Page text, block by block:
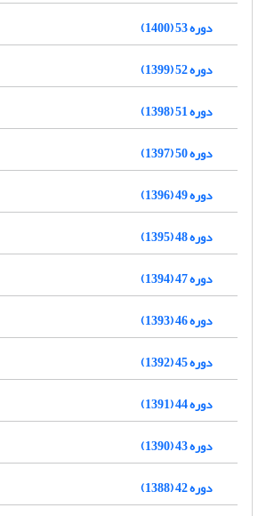
دوره 53 (1400)
دوره 52 (1399)
دوره 51 (1398)
دوره 50 (1397)
دوره 49 (1396)
دوره 48 (1395)
دوره 47 (1394)
دوره 46 (1393)
دوره 45 (1392)
دوره 44 (1391)
دوره 43 (1390)
دوره 42 (1388)